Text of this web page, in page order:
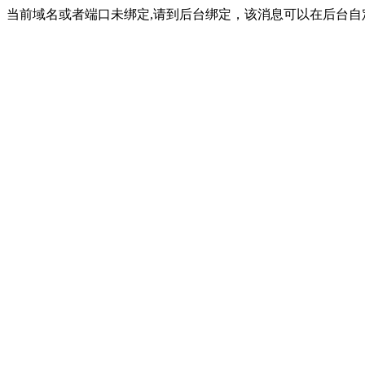
当前域名或者端口未绑定,请到后台绑定，该消息可以在后台自